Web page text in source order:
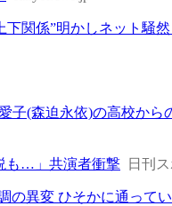
関係”明かしネット騒然
子(森迫永依)の高校から
も…」共演者衝撃 日刊
の異変 ひそかに通って